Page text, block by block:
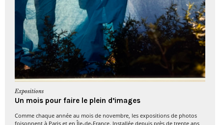
Expositions
Un mois pour faire le plein d’images
Comme chaque année au mois de novembre, les expositions de photos
foisonnent à Paris et en Île-de-France. Installée depuis près de trente ans